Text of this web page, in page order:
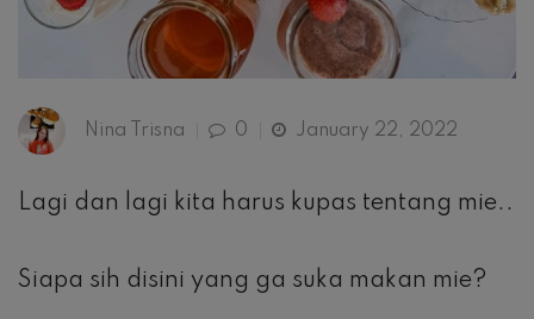
Nina Trisna 0 January 22, 2022
Lagi dan lagi kita harus kupas tentang mie..
Siapa sih disini yang ga suka makan mie?